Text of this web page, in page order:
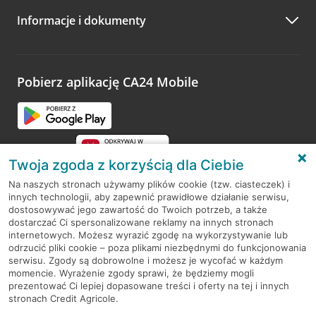
Zachęcamy do podzielenia się z nami opinią o wizycie.
opinie.
Informacje i dokumenty
Pobierz aplikację CA24 Mobile
RODO
Regulamin serwisu
Mapa serwisu
PolitykaCookies
Twoja zgoda z korzyścią dla Ciebie
Na naszych stronach używamy plików cookie (tzw. ciasteczek) i
innych technologii, aby zapewnić prawidłowe działanie serwisu,
dostosowywać jego zawartość do Twoich potrzeb, a także
dostarczać Ci spersonalizowane reklamy na innych stronach
internetowych. Możesz wyrazić zgodę na wykorzystywanie lub
odrzucić pliki cookie – poza plikami niezbędnymi do funkcjonowania
serwisu. Zgody są dobrowolne i możesz je wycofać w każdym
momencie. Wyrażenie zgody sprawi, że będziemy mogli
prezentować Ci lepiej dopasowane treści i oferty na tej i innych
stronach Credit Agricole.